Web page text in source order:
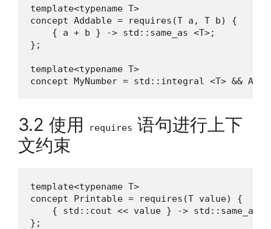
template<typename T>
concept Addable = requires(T a, T b) {
    { a + b } -> std::same_as <T>;
};
template<typename T>
concept MyNumber = std::integral <T> &&
3.2 使用 requires 语句进行上下
文约束
template<typename T>
concept Printable = requires(T value) {
{ std::cout << value } ->
};